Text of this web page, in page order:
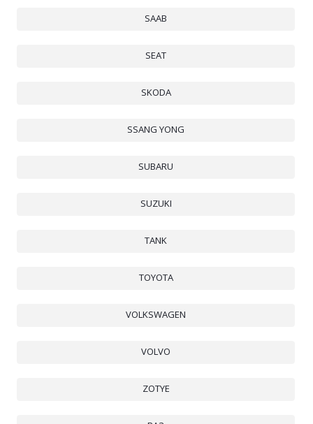
SAAB
SEAT
SKODA
SSANG YONG
SUBARU
SUZUKI
TANK
TOYOTA
VOLKSWAGEN
VOLVO
ZOTYE